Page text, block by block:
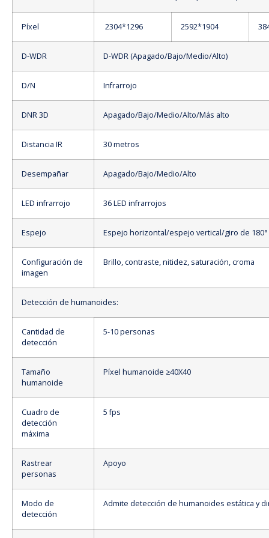
Píxel 2304*1296 2592*1904
D-WDR D-WDR (Apagado/Bajo/Medio/Alto)
D/N Infrarrojo
DNR 3D Apagado/Bajo/Medio/Alto/Más alto
Distancia IR 30 metros
Desempañar Apagado/Bajo/Medio/Alto
LED infrarrojo 36 LED infrarrojos
Espejo Espejo horizontal/espejo vertical/giro de 180°
Configuración de
imagen
Brillo, contraste, nitidez, saturación, croma
Detección de humanoides:
Cantidad de
detección
5-10 personas
Tamaño
humanoide
Píxel humanoide ≥40X40
Cuadro de
detección
máxima
5 fps
Rastrear
personas
Apoyo
Modo de
detección
Admite detección de humanoides estática y